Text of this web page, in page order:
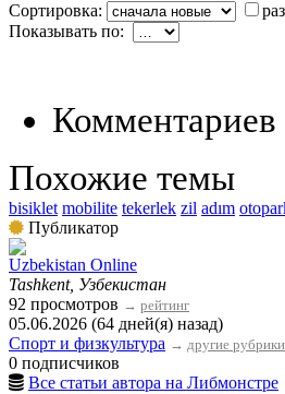
Сортировка:
Показывать по:
Комментариев
Похожие темы
bisiklet mobilite tekerlek zil adım
Публикатор
Uzbekistan Online
Tashkent, Узбекистан
92 просмотров → рейтинг
05.06.2026 (64 дней(я) назад)
Спорт и физкультура → другие рубрики
0 подписчиков
Все статьи автора на Либмонстре